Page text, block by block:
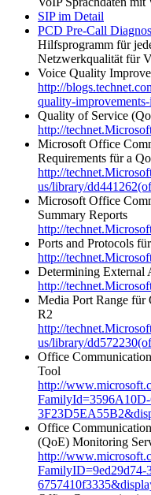
SIP im Detail
PCD Pre-Call
Hilfsprogramm für
Netzwerkqualität für
Voice Quality
http://
quality-
Quality of Service
http://
Microsoft Office
Requirements für a
http://
us/library/
Microsoft Office
Summary Reports
http://
Ports and Protocols
http://
Determining External
http://
Media Port Range für
R2
http://
us/library/
Office
Tool
http://
Office
(QoE) Monitoring
http://
FamilyID=9ed29d74-